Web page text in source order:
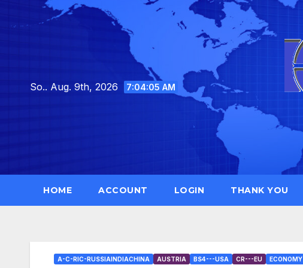
So.. Aug. 9th, 2026 7:04:07 AM
HOME ACCOUNT LOGIN THANK YOU
A-C-RIC-RUSSIAINDIACHINA AUSTRIA BS4---USA CR---EU ECONOMY